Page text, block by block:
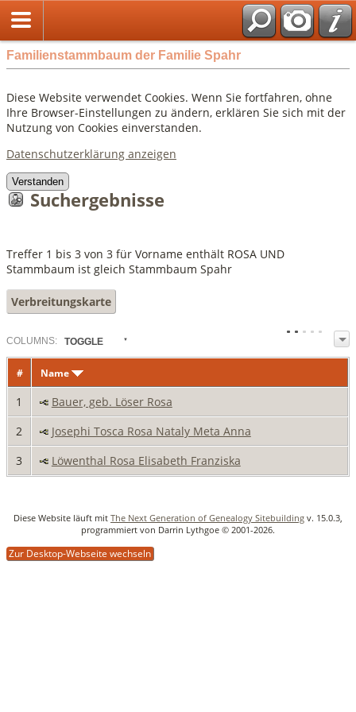
Familienstammbaum der Familie Spahr
Diese Website verwendet Cookies. Wenn Sie fortfahren, ohne
Ihre Browser-Einstellungen zu ändern, erklären Sie sich mit der
Nutzung von Cookies einverstanden.
Datenschutzerklärung anzeigen
Verstanden
Suchergebnisse
Treffer 1 bis 3 von 3 für Vorname enthält ROSA UND
Stammbaum ist gleich Stammbaum Spahr
Verbreitungskarte
COLUMN S: TOGGLE
# Name
1
Bauer, geb. Löser Rosa
2
Josephi Tosca Rosa Nataly Meta Anna
3
Löwenthal Rosa Elisabeth Franziska
Diese Website läuft mit The Next Generation of Genealogy Sitebuilding v. 15.0.3,
programmiert von Darrin Lythgoe © 2001-2026.
Zur Desktop-Webseite wechseln